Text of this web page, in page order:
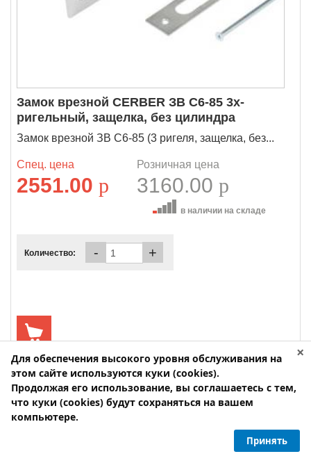
Замок врезной CERBER ЗВ C6-85 3х-
ригельный, защелка, без цилиндра
Замок врезной ЗВ C6-85 (3 ригеля, защелка, без...
Спец. цена
2551.00 p
Розничная цена
3160.00 p
в наличии на складе
Количество: - +
×
Для обеспечения высокого уровня обслуживания на
этом сайте используются куки (cookies).
Продолжая его использование, вы соглашаетесь с тем,
что куки (cookies) будут сохраняться на вашем
компьютере.
Принять